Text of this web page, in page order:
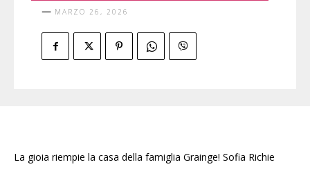
MARZO 26, 2026
La gioia riempie la casa della famiglia Grainge! Sofia Richie